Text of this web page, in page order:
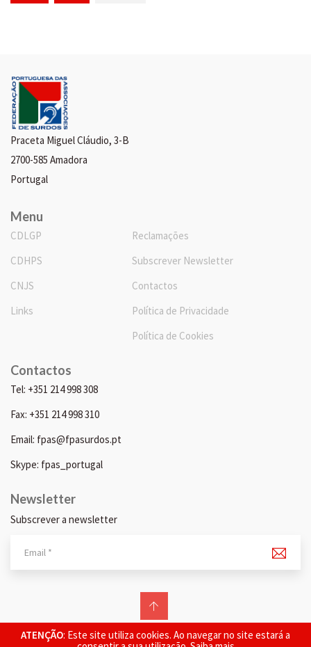
ATENÇÃO: Este site utiliza cookies. Ao navegar no site estará a
Praceta Miguel Cláudio, 3-B
2700-585 Amadora
Portugal
Menu
CDLGP
CDHPS
CNJS
Links
Reclamações
Subscrever Newsletter
Contactos
Política de Privacidade
Política de Cookies
Contactos
Tel: +351 214 998 308
Fax: +351 214 998 310
Email: fpas@fpasurdos.pt
Skype: fpas_portugal
Newsletter
Subscrever a newsletter
© 2026 FPAS. Todos os direitos reservados.